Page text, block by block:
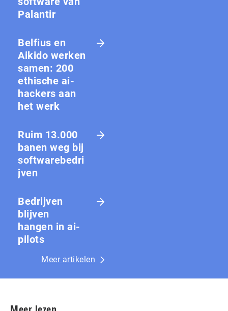
Palantir
Belfius en
Aikido werken
samen: 200
ethische ai-
hackers aan
het werk
Ruim 13.000
banen weg bij
softwarebedri
jven
Bedrijven
blijven
hangen in ai-
pilots
Meer artikelen